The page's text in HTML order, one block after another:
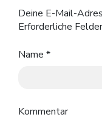
Deine E-Mail-
Erforderliche
Name *
Kommentar